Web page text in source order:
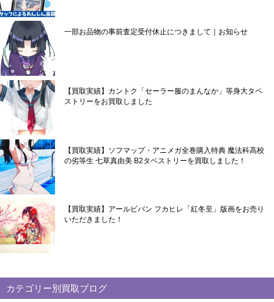
一部お品物の事前査定受付休止につきまして｜お知らせ
【買取実績】カントク「セーラー服のまんなか」等身大タペ
ストリーをお買取しました
【買取実績】ソフマップ・アニメガ全巻購入特典 魔法科高校
の劣等生 七草真由美 B2タペストリーを買取しました！
【買取実績】アールビバン フカヒレ「紅冬至」版画をお売り
いただきました！
カテゴリー別買取ブログ